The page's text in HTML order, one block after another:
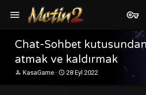
Chat-Sohbet
atmak ve kaldırmak
K
KasaGame
B
28 Eyl 2022